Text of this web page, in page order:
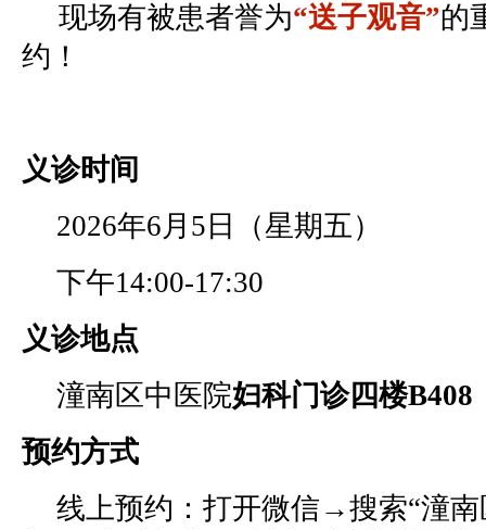
现场有被患者誉为“送子观音”的
约！
义诊时间
2026年6月5日（星期五）
下午14:00-17:30
义诊地点
潼南区中医院妇科门诊四楼B408
预约方式
线上预约：打开微信→搜索“潼